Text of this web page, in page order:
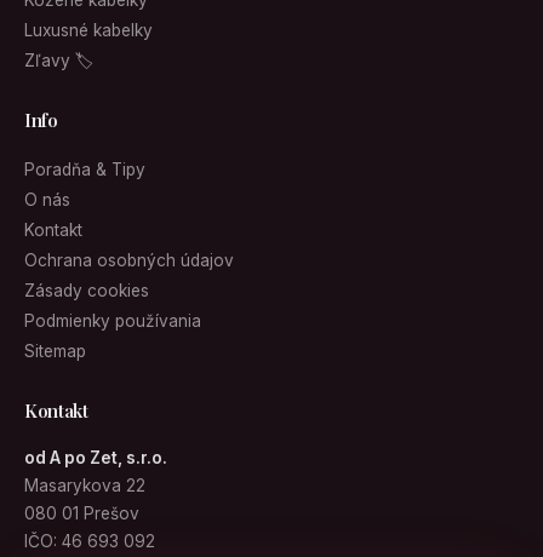
Luxusné kabelky
Zľavy 🏷
Info
Poradňa & Tipy
O nás
Kontakt
Ochrana osobných údajov
Zásady cookies
Podmienky používania
Sitemap
Kontakt
od A po Zet, s.r.o.
Masarykova 22
080 01 Prešov
IČO: 46 693 092